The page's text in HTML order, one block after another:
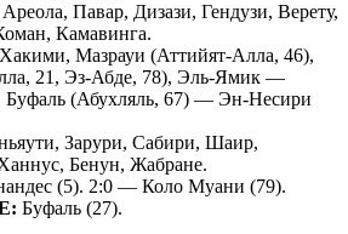
Павар, Дизази, Гендузи, Верету,
Камавинга.
Мазрауи (Аттийят-Алла, 46),
21, Эз-Абде, 78), Эль-Ямик —
Буфаль (Абухляль, 67) — Эн-Несири
Зарури, Сабири, Шаир,
Бенун, Жабране.
(5). 2:0 — Коло Муани (79).
Буфаль (27).